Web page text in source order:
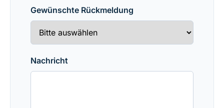
Gewünschte Rückmeldung
Nachricht